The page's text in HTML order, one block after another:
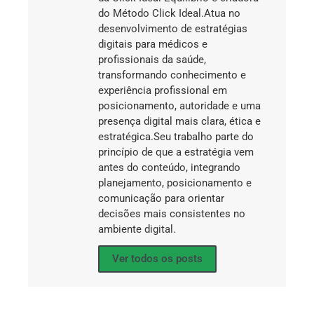
do Método Click Ideal.Atua no
desenvolvimento de estratégias
digitais para médicos e
profissionais da saúde,
transformando conhecimento e
experiência profissional em
posicionamento, autoridade e uma
presença digital mais clara, ética e
estratégica.Seu trabalho parte do
princípio de que a estratégia vem
antes do conteúdo, integrando
planejamento, posicionamento e
comunicação para orientar
decisões mais consistentes no
ambiente digital.
Ver todos os posts